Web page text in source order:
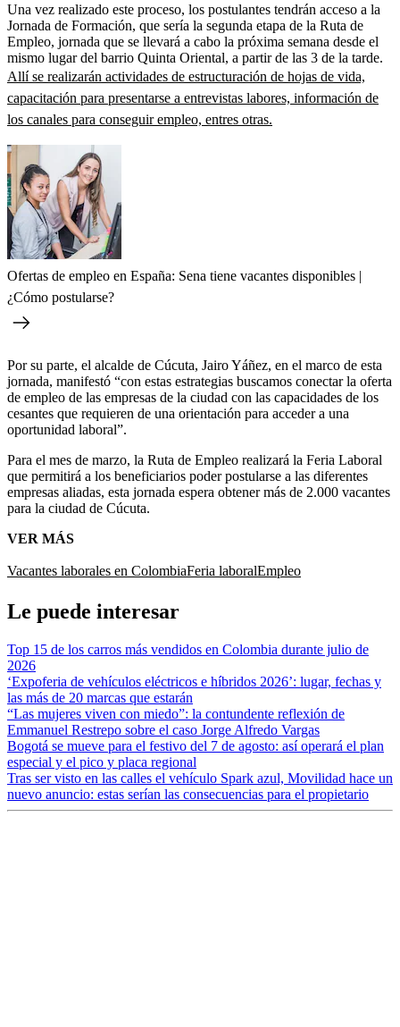
Una vez realizado este proceso, los postulantes tendrán acceso a la
Jornada de Formación, que sería la segunda etapa de la Ruta de
Empleo, jornada que se llevará a cabo la próxima semana desde el
mismo lugar del barrio Quinta Oriental, a partir de las 3 de la tarde.
Allí se realizarán actividades de estructuración de hojas de vida,
capacitación para presentarse a entrevistas labores, información de
los canales para conseguir empleo, entres otras.
Ofertas de empleo en España: Sena tiene vacantes disponibles |
¿Cómo postularse?
Por su parte, el alcalde de Cúcuta, Jairo Yáñez, en el marco de esta
jornada, manifestó “con estas estrategias buscamos conectar la oferta
de empleo de las empresas de la ciudad con las capacidades de los
cesantes que requieren de una orientación para acceder a una
oportunidad laboral”.
Para el mes de marzo, la Ruta de Empleo realizará la Feria Laboral
que permitirá a los beneficiarios poder postularse a las diferentes
empresas aliadas, esta jornada espera obtener más de 2.000 vacantes
para la ciudad de Cúcuta.
VER MÁS
Vacantes laborales en ColombiaFeria laboralEmpleo
Le puede interesar
Top 15 de los carros más vendidos en Colombia durante julio de
2026
‘Expoferia de vehículos eléctricos e híbridos 2026’: lugar, fechas y
las más de 20 marcas que estarán
“Las mujeres viven con miedo”: la contundente reflexión de
Emmanuel Restrepo sobre el caso Jorge Alfredo Vargas
Bogotá se mueve para el festivo del 7 de agosto: así operará el plan
especial y el pico y placa regional
Tras ser visto en las calles el vehículo Spark azul, Movilidad hace un
nuevo anuncio: estas serían las consecuencias para el propietario